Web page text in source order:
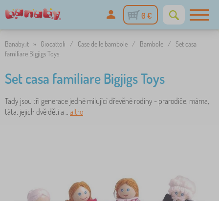
0 €
Banaby.it » Giocattoli / Case delle bambole / Bambole / Set casa
familiare Bigjigs Toys
Set casa familiare Bigjigs Toys
Tady jsou tři generace jedné milující dřevěné rodiny - prarodiče, máma,
táta, jejich dvě děti a .. altro